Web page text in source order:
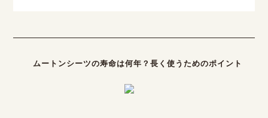
ムートンシーツの寿命は何年？長く使うためのポイント